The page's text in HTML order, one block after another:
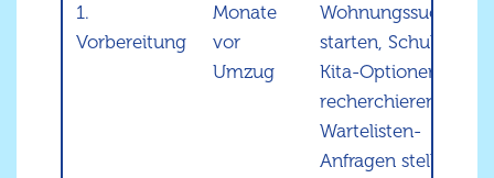
1.
Vorbereitung
Monate
vor
Umzug
Wohnungssuche
starten, Schul- und
Kita-Optionen
recherchieren,
Wartelisten-
Anfragen stellen